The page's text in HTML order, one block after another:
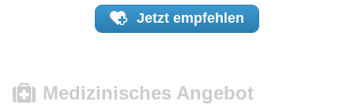
Jetzt empfehlen
Medizinisches Angebot